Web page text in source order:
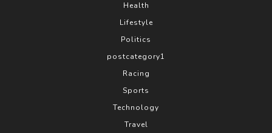
Health
Lifestyle
Politics
postcategory1
Racing
Sports
Technology
Travel